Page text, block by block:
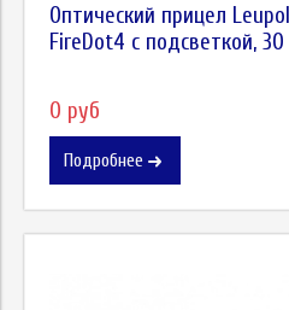
Оптический прицел
FireDot4 c подсветкой,
0 руб
Подробнее